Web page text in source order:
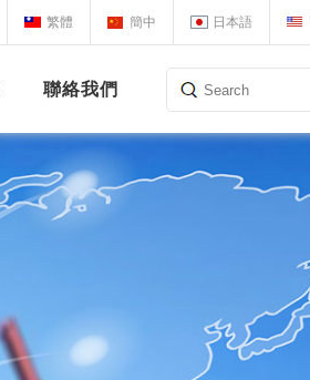
日本語
簡中
繁體
聯絡我們